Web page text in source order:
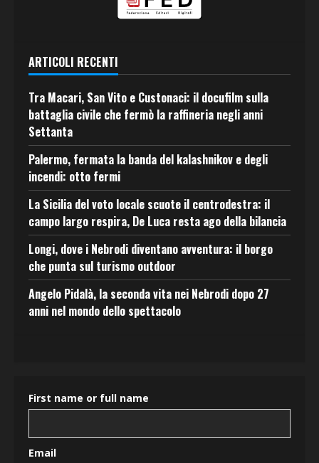
ARTICOLI RECENTI
Tra Macari, San Vito e Custonaci: il docufilm sulla
battaglia civile che fermò la raffineria negli anni
Settanta
Palermo, fermata la banda del kalashnikov e degli
incendi: otto fermi
La Sicilia del voto locale scuote il centrodestra: il
campo largo respira, De Luca resta ago della bilancia
Longi, dove i Nebrodi diventano avventura: il borgo
che punta sul turismo outdoor
Angelo Pidalà, la seconda vita nei Nebrodi dopo 27
anni nel mondo dello spettacolo
First name or full name
Email